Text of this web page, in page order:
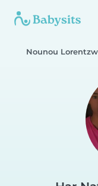
Nounou